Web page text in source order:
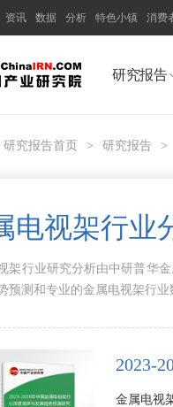
资讯 数据 分析 特色小镇 消费
研究报告
研究报告首页 > 研究报告 >
电视架行业
架行业研究分析由中研普华
预测和专业的金属电视架行
2023-
金属电视